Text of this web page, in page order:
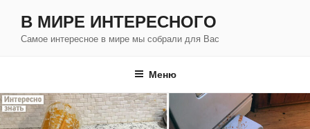
содержимому
В МИРЕ ИНТЕРЕСНОГО
Самое интересное в мире мы собрали для Вас
Меню